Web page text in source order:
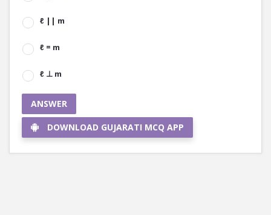
ℓ || m
ℓ = m
ℓ ⊥ m
ANSWER
DOWNLOAD GUJARATI MCQ APP